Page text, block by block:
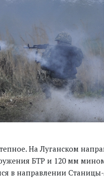
На Луганском
БТР и 120 мм
в направлении